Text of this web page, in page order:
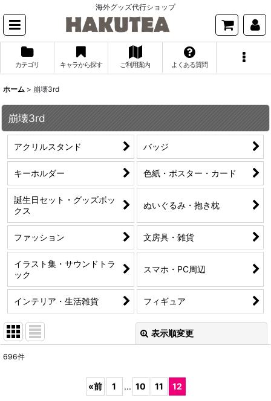
海外グッズ代行ショップ
カテゴリ キャラから探す ご利用案内 よくある質問
ホーム > 崩壊3rd
崩壊3rd
アクリルスタンド バッジ
キーホルダー 色紙・ポスター・カード
誕生日セット・グッズボッ
クス
ぬいぐるみ・抱き枕
ファッション 文房具・雑貨
イラスト集・サウンドトラ
ック
スマホ・PC周辺
インテリア・生活雑貨 フィギュア
表示順変更
696件
«前 1 ... 10 11 12